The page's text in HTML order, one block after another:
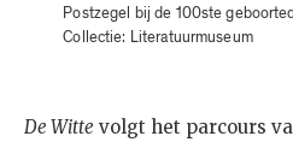
Postzegel bij de 100ste
Collectie: Literatuurmuseum
De Witte volgt het parcours